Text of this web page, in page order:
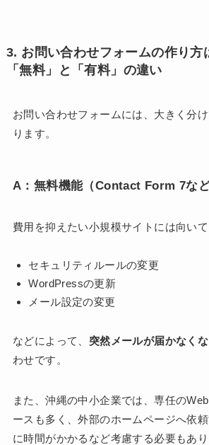
3. お問い合わせフォームの作り方
「無料」と「有料」の違い
お問い合わせフォームには、大きく分
ります。
A：無料機能（Contact Form 7な
費用を抑えたい小規模サイトには向いて
セキュリティルールの変更
WordPressの更新
メール設定の変更
などによって、 突然メールが届かなく
わせです。
また、沖縄の中小企業では、専任の
ースも多く、外部のホームページへ依
に時間がかかるなど考慮する必要もあり